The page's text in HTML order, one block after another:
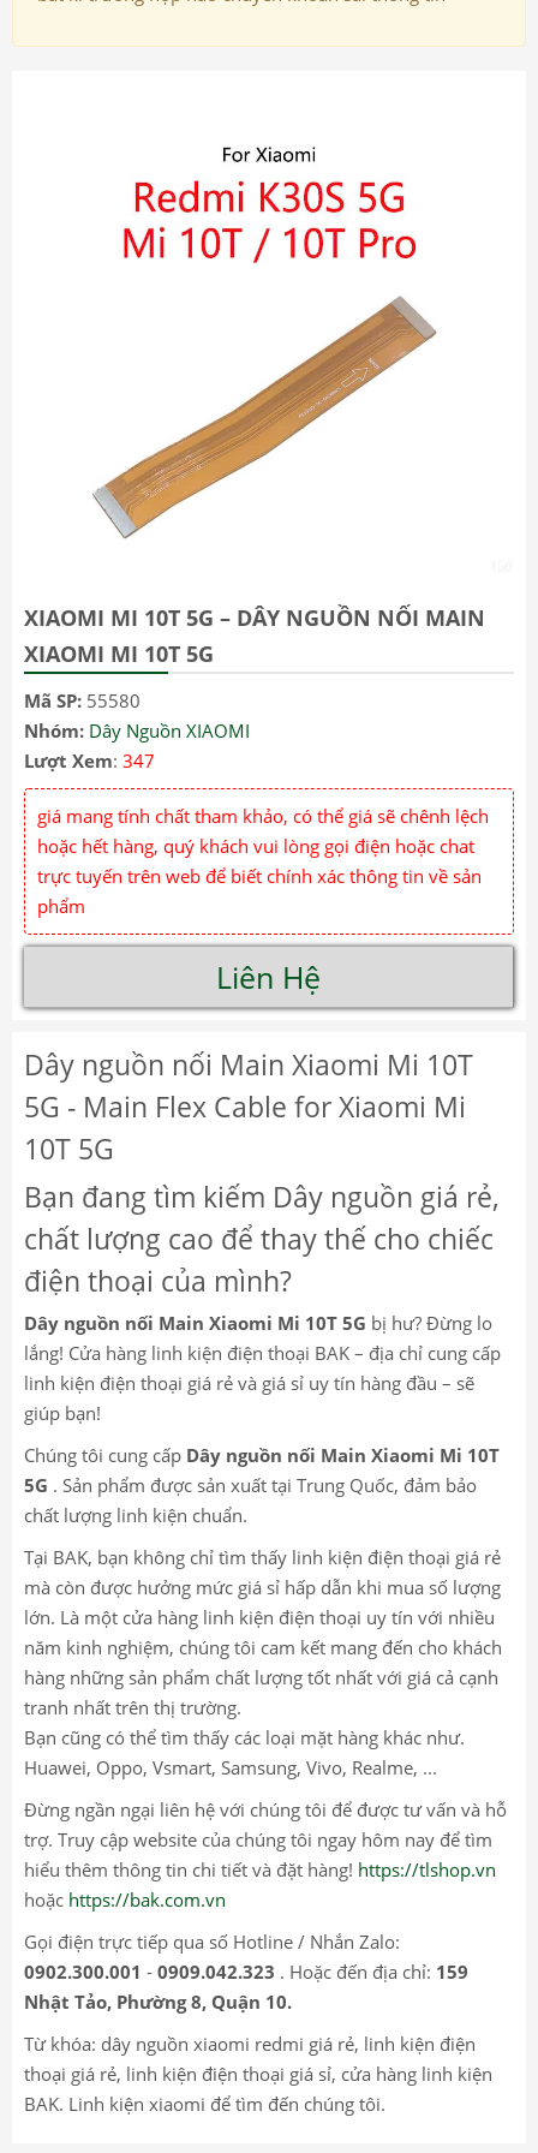
XIAOMI MI 10T 5G – DÂY NGUỒN NỐI MAIN
XIAOMI MI 10T 5G
Mã SP: 55580
Nhóm: Dây Nguồn XIAOMI
Lượt Xem: 347
giá mang tính chất tham khảo, có thể giá sẽ chênh lệch
hoặc hết hàng, quý khách vui lòng gọi điện hoặc chat
trực tuyến trên web để biết chính xác thông tin về sản
phẩm
Liên Hệ
Dây nguồn nối Main Xiaomi Mi 10T
5G - Main Flex Cable for Xiaomi Mi
10T 5G
Bạn đang tìm kiếm Dây nguồn giá rẻ,
chất lượng cao để thay thế cho chiếc
điện thoại của mình?
Dây nguồn nối Main Xiaomi Mi 10T 5G bị hư? Đừng lo
lắng! Cửa hàng linh kiện điện thoại BAK – địa chỉ cung cấp
linh kiện điện thoại giá rẻ và giá sỉ uy tín hàng đầu – sẽ
giúp bạn!
Chúng tôi cung cấp Dây nguồn nối Main Xiaomi Mi 10T
5G . Sản phẩm được sản xuất tại Trung Quốc, đảm bảo
chất lượng linh kiện chuẩn.
Tại BAK, bạn không chỉ tìm thấy linh kiện điện thoại giá rẻ
mà còn được hưởng mức giá sỉ hấp dẫn khi mua số lượng
lớn. Là một cửa hàng linh kiện điện thoại uy tín với nhiều
năm kinh nghiệm, chúng tôi cam kết mang đến cho khách
hàng những sản phẩm chất lượng tốt nhất với giá cả cạnh
tranh nhất trên thị trường.
Bạn cũng có thể tìm thấy các loại mặt hàng khác như.
Huawei, Oppo, Vsmart, Samsung, Vivo, Realme, ...
Đừng ngần ngại liên hệ với chúng tôi để được tư vấn và hỗ
trợ. Truy cập website của chúng tôi ngay hôm nay để tìm
hiểu thêm thông tin chi tiết và đặt hàng! https://tlshop.vn
hoặc https://bak.com.vn
Gọi điện trực tiếp qua số Hotline / Nhắn Zalo:
0902.300.001 - 0909.042.323 . Hoặc đến địa chỉ: 159
Nhật Tảo, Phường 8, Quận 10.
Từ khóa: dây nguồn xiaomi redmi giá rẻ, linh kiện điện
thoại giá rẻ, linh kiện điện thoại giá sỉ, cửa hàng linh kiện
BAK. Linh kiện xiaomi để tìm đến chúng tôi.